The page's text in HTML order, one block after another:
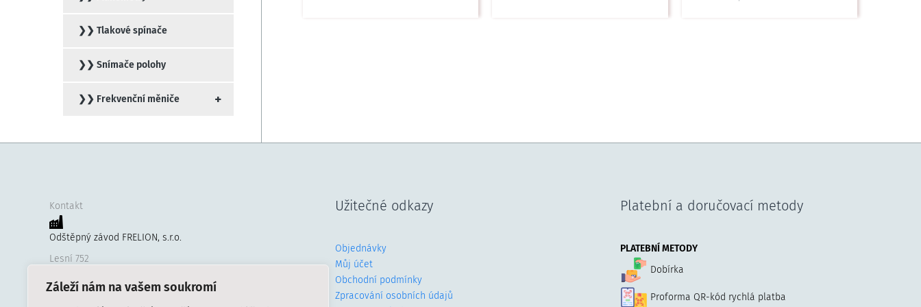
Záleží nám na vašem soukromí
❯❯ Tlakové spínače
❯❯ Snímače polohy
+
❯❯ Frekvenční měniče
Kontakt
Odštěpný závod FRELION, s.r.o.
Lesní 752
Česká republika
Užitečné odkazy
Objednávky
Můj účet
Obchodní podmínky
Zpracování osobních údajů
Platební a doručovací metody
PLATEBNÍ METODY
Dobírka
Proforma QR-kód rychlá platba